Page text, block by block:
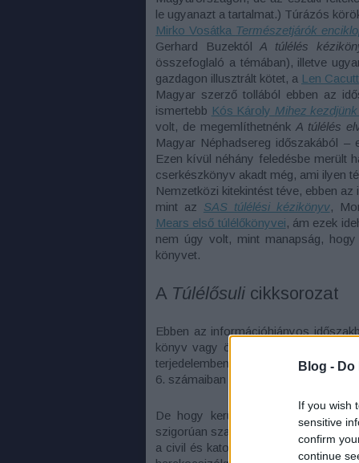
Blog -
If you wish
sensitive
confirm
continue
le ugyanazt a tartalmat.) Túrázós
Mirko Vosátka Természetjárók
Gerhard BuzektólA túlélés
összefoglaló a témában), illetve
gazdagon illusztrált kötet, a Len
Magyar szerző tollából ebben az
ismertebb Kós Károly Mihez
volt, de megemlíthetnénkA túlélés
Magyar Néphadsereg időszakából
Ezen kívül néhány feledésbe merült
cserkészkönyv akadt még, ami ilyen
Nemzetközi kitekintést téve, ebben
mint az SAS túlélési kézikönyv,
Mears első túlélőkönyvei, ám ezek
nem úgy volt, mint manapság,
könyvet.
A Túlélősuli cikksorozat
Ebben az információhiányos
könyv vagy önálló füzet formájában
terjedelemben ez akkortájt teljesen
6. számaiban olvashattuk, négy
De hogy került oda? Aki olvasgatta
szigorúan szakmai) repülős lapját, az
a civil és katonai repülés mellett szó